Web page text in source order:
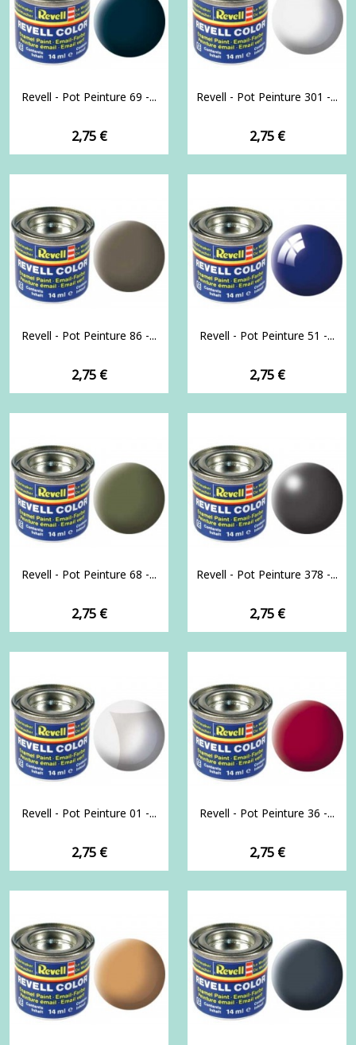
Revell - Pot Peinture 69 -...
Prix
2,75 €
Revell - Pot Peinture 301 -...
Prix
2,75 €
Revell - Pot Peinture 86 -...
Prix
2,75 €
Revell - Pot Peinture 51 -...
Prix
2,75 €
Revell - Pot Peinture 68 -...
Prix
2,75 €
Revell - Pot Peinture 378 -...
Prix
2,75 €
Revell - Pot Peinture 01 -...
Prix
2,75 €
Revell - Pot Peinture 36 -...
Prix
2,75 €